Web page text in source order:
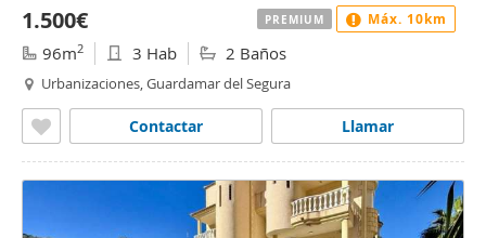
1.500€
96m2 3 Hab 2 Baños
Urbanizaciones, Guardamar del Segura
Llamar
Contactar
PREMIUM Máx. 10km